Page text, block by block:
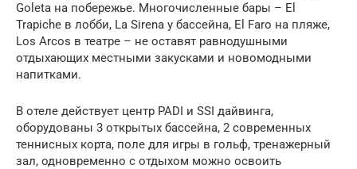
Goleta на побережье. Многочисленные бары – El
Trapiche в лобби, La Sirena у бассейна, El Faro на пляже,
Los Arcos в театре – не оставят равнодушными
отдыхающих местными закусками и новомодными
напитками.
В отеле действует центр PADI и SSI дайвинга,
оборудованы 3 открытых бассейна, 2 современных
теннисных корта, поле для игры в гольф, тренажерный
зал, одновременно с отдыхом можно освоить